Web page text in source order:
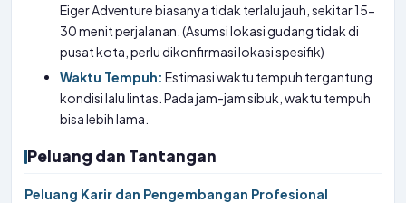
Eiger Adventure biasanya tidak terlalu jauh, sekitar 15-
30 menit perjalanan. (Asumsi lokasi gudang tidak di
pusat kota, perlu dikonfirmasi lokasi spesifik)
Waktu Tempuh: Estimasi waktu tempuh tergantung
kondisi lalu lintas. Pada jam-jam sibuk, waktu tempuh
bisa lebih lama.
Peluang dan Tantangan
Peluang Karir dan Pengembangan Profesional